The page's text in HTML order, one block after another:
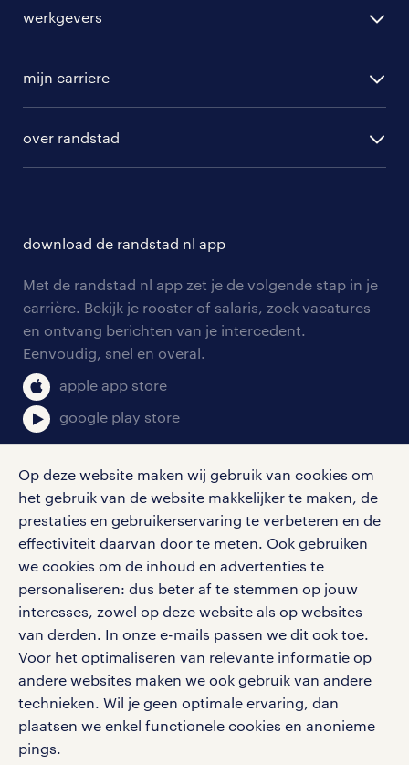
Op deze website maken wij gebruik van cookies om
het gebruik van de website makkelijker te maken, de
prestaties en gebruikerservaring te verbeteren en de
effectiviteit daarvan door te meten. Ook gebruiken
we cookies om de inhoud en advertenties te
personaliseren: dus beter af te stemmen op jouw
interesses, zowel op deze website als op websites
van derden. In onze e-mails passen we dit ook toe.
Voor het optimaliseren van relevante informatie op
andere websites maken we ook gebruik van andere
technieken. Wil je geen optimale ervaring, dan
plaatsen we enkel functionele cookies en anonieme
pings.
randstad professional
randstad digital
werkgevers
hr-diensten
branches
tarieven
personeel gezocht
aanmelden nieuwsbrief
mijn carriere
solliciteren
blogs en artikelen
salarischecker
bruto-netto calculator
over randstad
onze vestigingen
pers
klachten en misstanden
download de randstad nl app
Met de randstad nl app zet je de volgende stap in je
carrière. Bekijk je rooster of salaris, zoek vacatures
en ontvang berichten van je intercedent.
Eenvoudig, snel en overal.
apple app store
google play store
social media
Volg ons voor de leukste content omtrent
vacatures, solliciteren en inspiratie.
werken bij randstad
gebruikersvoorwaarden
privacystatement
cookies